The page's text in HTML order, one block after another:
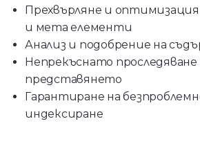
Прехвърляне и
и мета елементи
Анализ и подобрение на
Непрекъснато проследяване
представянето
Гарантиране на
индексиране